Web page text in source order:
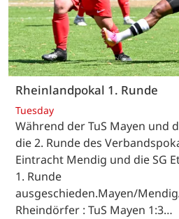
Rheinlandpokal 1. Runde
Tuesday
Während der TuS Mayen und
die 2. Runde des
Eintracht Mendig und die SG
1. Runde
ausgeschieden.Mayen/
Rheindörfer : TuS Mayen 1:3…